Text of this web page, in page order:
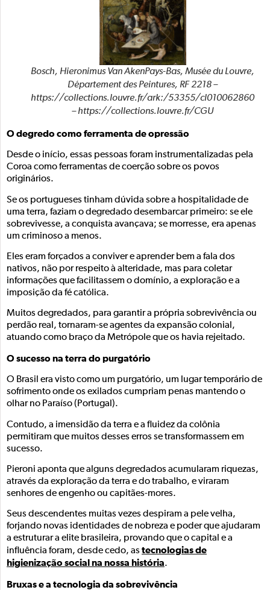
Bosch, Hieronimus Van AkenPays-Bas, Musée du Louvre,
Département des Peintures, RF 2218 –
https://collections.louvre.fr/ark:/53355/cl010062860
– https://collections.louvre.fr/CGU
O degredo como ferramenta de opressão
Desde o início, essas pessoas foram instrumentalizadas pela
Coroa como ferramentas de coerção sobre os povos
originários.
Se os portugueses tinham dúvida sobre a hospitalidade de
uma terra, faziam o degredado desembarcar primeiro: se ele
sobrevivesse, a conquista avançava; se morresse, era apenas
um criminoso a menos.
Eles eram forçados a conviver e aprender bem a fala dos
nativos, não por respeito à alteridade, mas para coletar
informações que facilitassem o domínio, a exploração e a
imposição da fé católica.
Muitos degredados, para garantir a própria sobrevivência ou
perdão real, tornaram-se agentes da expansão colonial,
atuando como braço da Metrópole que os havia rejeitado.
O sucesso na terra do purgatório
O Brasil era visto como um purgatório, um lugar temporário de
sofrimento onde os exilados cumpriam penas mantendo o
olhar no Paraíso (Portugal).
Contudo, a imensidão da terra e a fluidez da colônia
permitiram que muitos desses erros se transformassem em
sucesso.
Pieroni aponta que alguns degredados acumularam riquezas,
através da exploração da terra e do trabalho, e viraram
senhores de engenho ou capitães-mores.
Seus descendentes muitas vezes despiram a pele velha,
forjando novas identidades de nobreza e poder que ajudaram
a estruturar a elite brasileira, provando que o capital e a
influência foram, desde cedo, astecnologias de
higienização social na nossa história.
Bruxas e a tecnologia da sobrevivência